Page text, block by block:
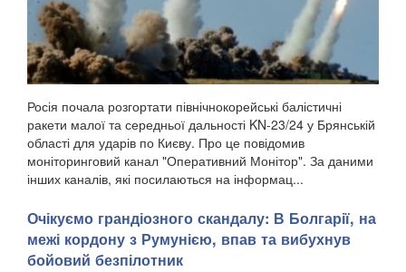
Росія почала розгортати північнокорейські балістичні
ракети малої та середньої дальності KN-23/24 у Брянській
області для ударів по Києву. Про це повідомив
моніторинговий канал "Оперативний Монітор". За даними
інших каналів, які посилаються на інформац...
Очікуємо грандіозного скандалу: В Болгарії, на
межі кордону з Румунією, впав та вибухнув
бойовий безпілотник